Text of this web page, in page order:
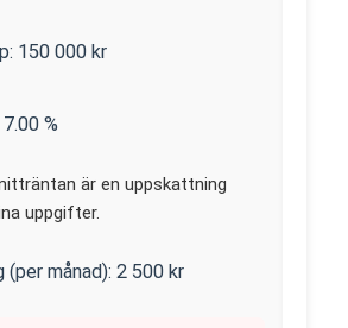
150 000 kr
7.00 %
är en uppskattning
uppgifter.
månad): 2 500 kr